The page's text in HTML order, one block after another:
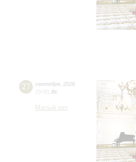
27 сентября 2026
19:00 Вс
Малый зал